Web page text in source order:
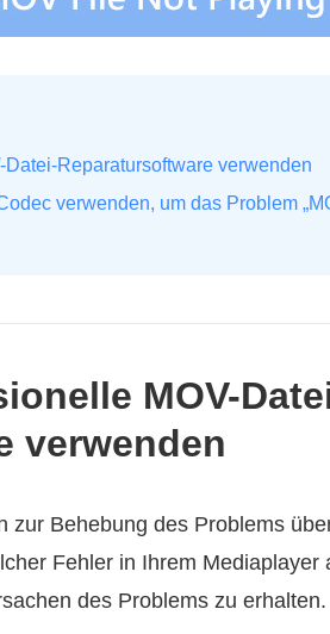
Reparatursoftware verwenden
verwenden, um das Problem
MOV-
verwenden
zur Behebung des Problems
Fehler in Ihrem Mediaplayer
des Problems zu erhalten.